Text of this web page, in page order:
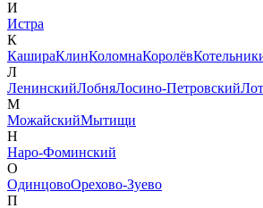
И
Истра
К
КашираКлинКоломнаКоролёв
Л
ЛенинскийЛобняЛосино-Петровский
М
МожайскийМытищи
Н
Наро-Фоминский
О
ОдинцовоОрехово-Зуево
П